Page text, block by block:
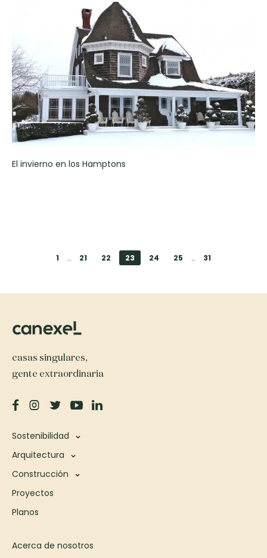
El invierno en los Hamptons
1 … 21 22 23 24 25 … 31
casas singulares,
gente extraordinaria
Sostenibilidad
Arquitectura
Construcción
Proyectos
Planos
Acerca de nosotros